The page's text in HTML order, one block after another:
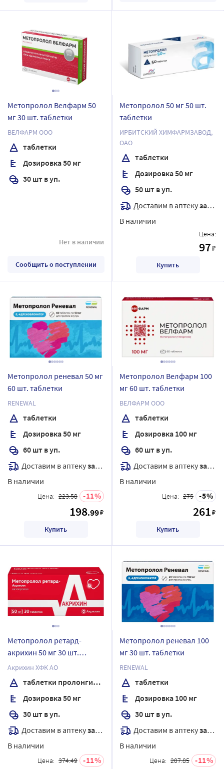
Метопролол Велфарм 50
мг 30 шт. таблетки
ВЕЛФАРМ ООО
таблетки
Дозировка 50 мг
30 шт в уп.
Нет в наличии
Сообщить о поступлении
Метопролол 50 мг 50 шт.
таблетки
ИРБИТСКИЙ ХИМФАРМЗАВОД,
ОАО
таблетки
Дозировка 50 мг
50 шт в уп.
Доставим в аптекузавтра
В наличии
Цена:
97₽
Купить
Метопролол реневал 50 мг
60 шт. таблетки
RENEWAL
таблетки
Дозировка 50 мг
60 шт в уп.
Доставим в аптекузавтра
В наличии
Цена: 223.58 11
198.99₽
Купить
Метопролол Велфарм 100
мг 60 шт. таблетки
ВЕЛФАРМ ООО
таблетки
Дозировка 100 мг
60 шт в уп.
Доставим в аптекузавтра
В наличии
Цена: 275 5
261₽
Купить
Метопролол ретард-
акрихин 50 мг 30 шт.
таблетки
пролонгированные
покрытые пленочной
оболочкой
Акрихин ХФК АО
таблетки пролонгированного действия, покрытые пленочной оболочкой
Дозировка 50 мг
30 шт в уп.
Доставим в аптекузавтра
В наличии
Цена: 374.49 11
Метопролол реневал 100
мг 30 шт. таблетки
RENEWAL
таблетки
Дозировка 100 мг
30 шт в уп.
Доставим в аптекузавтра
В наличии
Цена: 207.85 11